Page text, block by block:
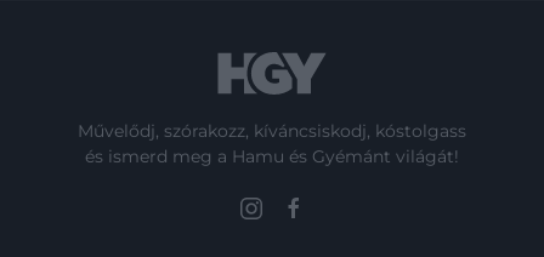
Művelődj, szórakozz, kíváncsiskodj, kóstolgass
és ismerd meg a Hamu és Gyémánt világát!